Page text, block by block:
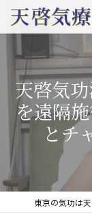
天啓気
を遠隔
とチ